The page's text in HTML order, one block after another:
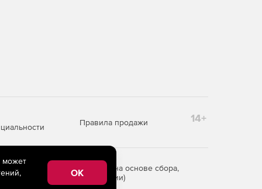
Правила продажи 14+
информации на основе сбора,
Российской Федерации)
может
OK